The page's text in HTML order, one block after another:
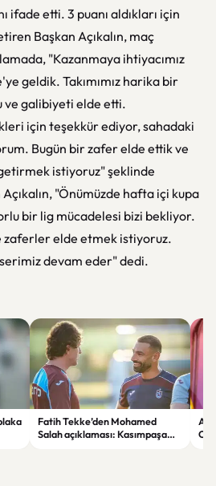
ifade etti. 3 puanı aldıkları için
Başkan Açıkalın, maç
"Kazanmaya ihtiyacımız
geldik. Takımımız harika bir
ve galibiyeti elde etti.
için teşekkür ediyor, sahadaki
Bugün bir zafer elde ettik ve
getirmek istiyoruz" şeklinde
"Önümüzde hafta içi kupa
bir lig mücadelesi bizi bekliyor.
zaferler elde etmek istiyoruz.
devam eder" dedi.
Fatih Tekke’den Mohamed
Salah açıklaması: Kasımpaşa